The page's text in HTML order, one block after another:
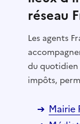
réseau
Les agents
du quotidien
impôts,
Mairie